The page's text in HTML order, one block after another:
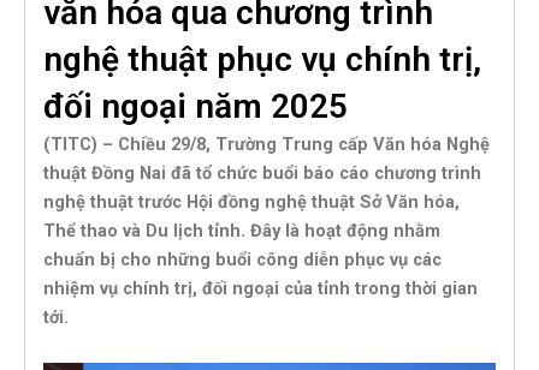
văn hóa qua chương trình
nghệ thuật phục vụ chính trị,
đối ngoại năm 2025
(TITC) – Chiều 29/8, Trường Trung cấp Văn hóa Nghệ
thuật Đồng Nai đã tổ chức buổi báo cáo chương trình
nghệ thuật trước Hội đồng nghệ thuật Sở Văn hóa,
Thể thao và Du lịch tỉnh. Đây là hoạt động nhằm
chuẩn bị cho những buổi công diễn phục vụ các
nhiệm vụ chính trị, đối ngoại của tỉnh trong thời gian
tới.